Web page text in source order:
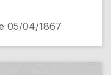
05/04/1867